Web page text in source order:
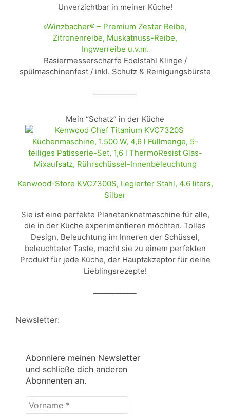
Unverzichtbar in meiner Küche!
»Winzbacher® – Premium Zester Reibe,
Zitronenreibe, Muskatnuss-Reibe,
Ingwerreibe u.v.m.
Rasiermesserscharfe Edelstahl Klinge /
spülmaschinenfest / inkl. Schụtz & Reinigungsbürste
Mein “Schatz” in der Küche
Kenwood-Store KVC7300S, Legierter Stahl, 4.6 liters,
Silber
Sie ist eine perfekte Planetenknetmaschine für alle,
die in der Küche experimentieren möchten. Tolles
Design, Beleuchtung im Inneren der Schüssel,
beleuchteter Taste, macht sie zu einem perfekten
Produkt für jede Küche, der Hauptakzeptor für deine
Lieblingsrezepte!
Newsletter:
Abonniere meinen Newsletter
und schließe dich anderen
Abonnenten an.
Vorname
*